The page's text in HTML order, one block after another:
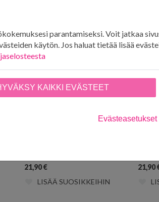
21,90€
LISÄÄ SUOSIKKEIHIN
21,90
parantamiseksi. Voit jatkaa
käytön. Jos haluat tietää lisää
KAIKKI EVÄSTEET
Evästeasetukset